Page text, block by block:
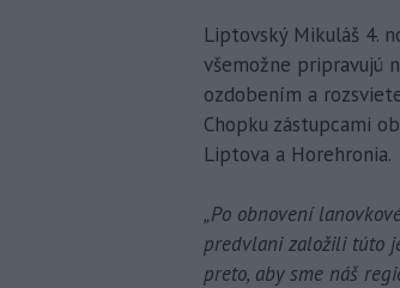
Liptovský Mikuláš 4.
všemožne pripravujú
ozdobením a
Chopku zástupcami
Liptova a Horehronia.
„Po obnovení
predvlani založili túto
preto, aby sme náš